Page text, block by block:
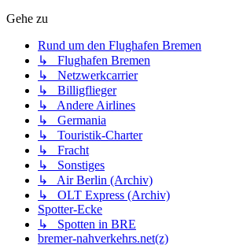
Gehe zu
Rund um den Flughafen Bremen
↳ Flughafen Bremen
↳ Netzwerkcarrier
↳ Billigflieger
↳ Andere Airlines
↳ Germania
↳ Touristik-Charter
↳ Fracht
↳ Sonstiges
↳ Air Berlin (Archiv)
↳ OLT Express (Archiv)
Spotter-Ecke
↳ Spotten in BRE
bremer-nahverkehrs.net(z)